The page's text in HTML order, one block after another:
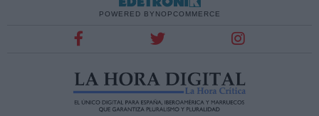
POWERED BY NOPCOMMERCE